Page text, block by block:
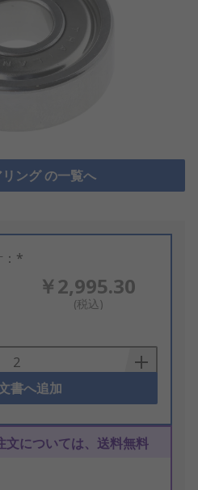
ング の一覧へ
：*
￥2,995.30
(税込)
書へ追加
文については、送料無料